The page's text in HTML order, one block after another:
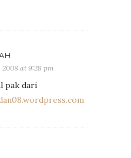
2008 at 9:28 pm
pak dari